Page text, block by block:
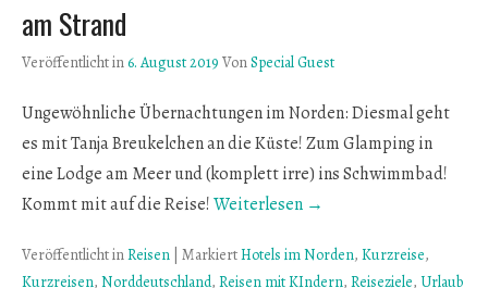
am Strand
Veröffentlicht in6. August 2019 VonSpecial Guest
Ungewöhnliche Übernachtungen im Norden: Diesmal geht
es mit Tanja Breukelchen an die Küste! Zum Glamping in
eine Lodge am Meer und (komplett irre) ins Schwimmbad!
Kommt mit auf die Reise!Weiterlesen →
Veröffentlicht inReisen MarkiertHotels im Norden, Kurzreise,
Kurzreisen, Norddeutschland, Reisen mit KIndern, Reiseziele, Urlaub